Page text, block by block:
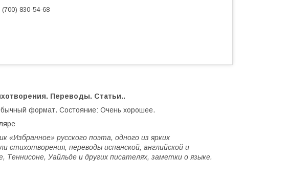
(700) 830-54-68
Переводы. Статьи..
формат. Состояние: Очень хорошее.
русского поэта, одного из ярких
переводы испанской, английской и
Уайльде и других писателях, заметки о языке.